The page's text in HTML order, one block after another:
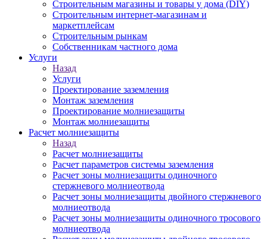
Строительным магазины и товары у дома (DIY)
Строительным интернет-магазинам и
маркетплейсам
Строительным рынкам
Собственникам частного дома
Услуги
Назад
Услуги
Проектирование заземления
Монтаж заземления
Проектирование молниезащиты
Монтаж молниезащиты
Расчет молниезащиты
Назад
Расчет молниезащиты
Расчет параметров системы заземления
Расчет зоны молниезащиты одиночного
стержневого молниеотвода
Расчет зоны молниезащиты двойного стержневого
молниеотвода
Расчет зоны молниезащиты одиночного тросового
молниеотвода